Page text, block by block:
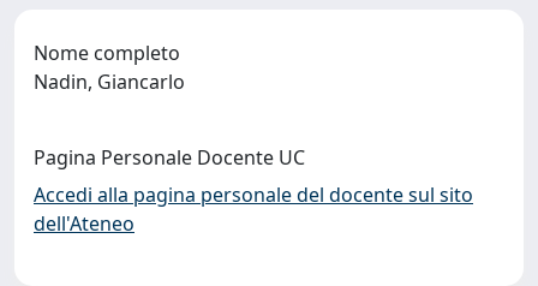
Nome completo
Nadin, Giancarlo
Pagina Personale Docente UC
Accedi alla pagina personale del docente sul sito
dell'Ateneo